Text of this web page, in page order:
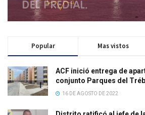
Popular Mas vistos
ACF inició entrega de
conjunto Parques del
16 DE AGOSTO DE 2022